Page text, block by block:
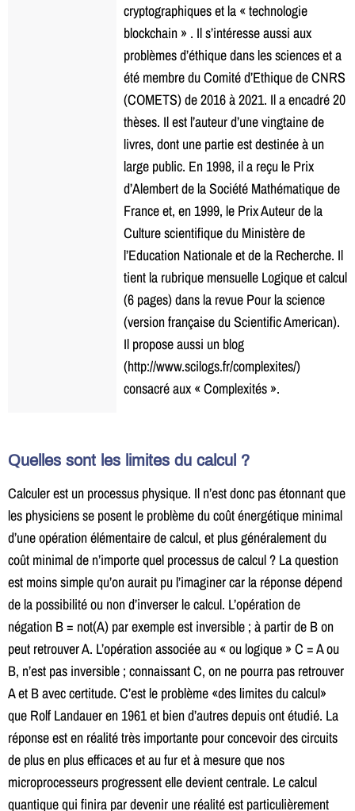
cryptographiques et la « technologie
blockchain » . Il s’intéresse aussi aux
problèmes d’éthique dans les sciences et a
été membre du Comité d’Ethique de CNRS
(COMETS) de 2016 à 2021. Il a encadré 20
thèses. Il est l’auteur d’une vingtaine de
livres, dont une partie est destinée à un
large public. En 1998, il a reçu le Prix
d’Alembert de la Société Mathématique de
France et, en 1999, le Prix Auteur de la
Culture scientifique du Ministère de
l’Education Nationale et de la Recherche. Il
tient la rubrique mensuelle Logique et calcul
(6 pages) dans la revue Pour la science
(version française du Scientific American).
Il propose aussi un blog
(http://www.scilogs.fr/complexites/)
consacré aux « Complexités ».
Quelles sont les limites du calcul ?
Calculer est un processus physique. Il n’est donc pas étonnant que
les physiciens se posent le problème du coût énergétique minimal
d’une opération élémentaire de calcul, et plus généralement du
coût minimal de n’importe quel processus de calcul ? La question
est moins simple qu’on aurait pu l’imaginer car la réponse dépend
de la possibilité ou non d’inverser le calcul. L’opération de
négation B = not(A) par exemple est inversible ; à partir de B on
peut retrouver A. L’opération associée au « ou logique » C = A ou
B, n’est pas inversible ; connaissant C, on ne pourra pas retrouver
A et B avec certitude. C’est le problème «des limites du calcul»
que Rolf Landauer en 1961 et bien d’autres depuis ont étudié. La
réponse est en réalité très importante pour concevoir des circuits
de plus en plus efficaces et au fur et à mesure que nos
microprocesseurs progressent elle devient centrale. Le calcul
quantique qui finira par devenir une réalité est particulièrement